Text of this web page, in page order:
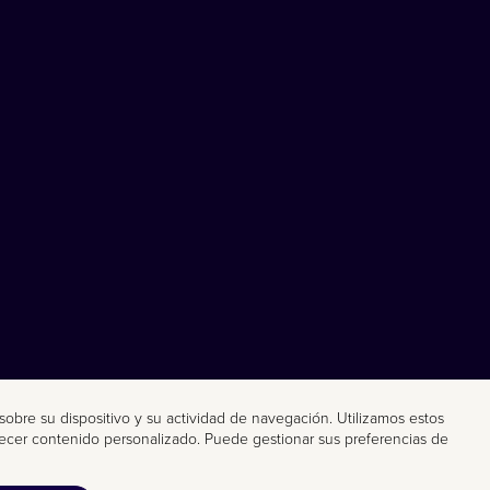
su dispositivo y su actividad de navegación. Utilizamos estos
contenido personalizado. Puede gestionar sus preferencias de